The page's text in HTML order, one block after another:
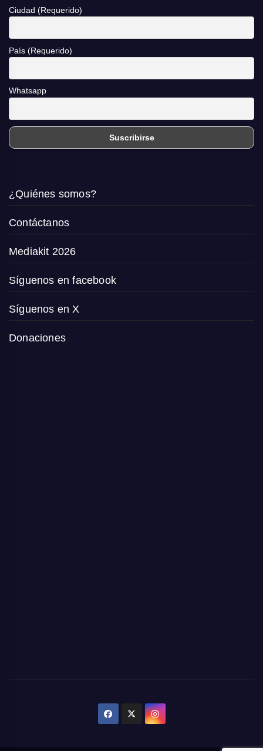
Ciudad (Requerido)
País (Requerido)
Whatsapp
¿Quiénes somos?
Contáctanos
Mediakit 2026
Síguenos en facebook
Síguenos en X
Donaciones